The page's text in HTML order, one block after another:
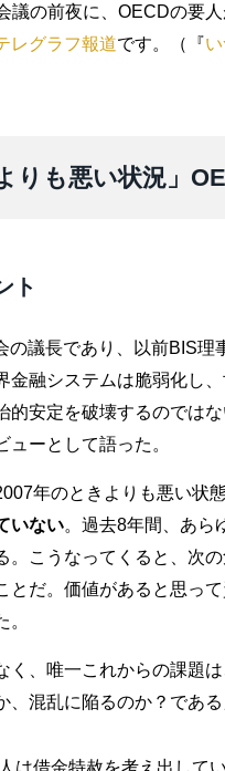
の前夜に、OECDの要人
レグラフ報道です。（『
りも悪い状況」
ト
議長であり、以前BIS理
金融システムは脆弱化し
的安定を破壊するのでは
ーとして語った。
年のときよりも悪い状
いない。過去8年間、あら
。こうなってくると、次
とだ。価値があると思っ
く、唯一これからの課題
混乱に陥るのか？である
は借金特赦を考え出して